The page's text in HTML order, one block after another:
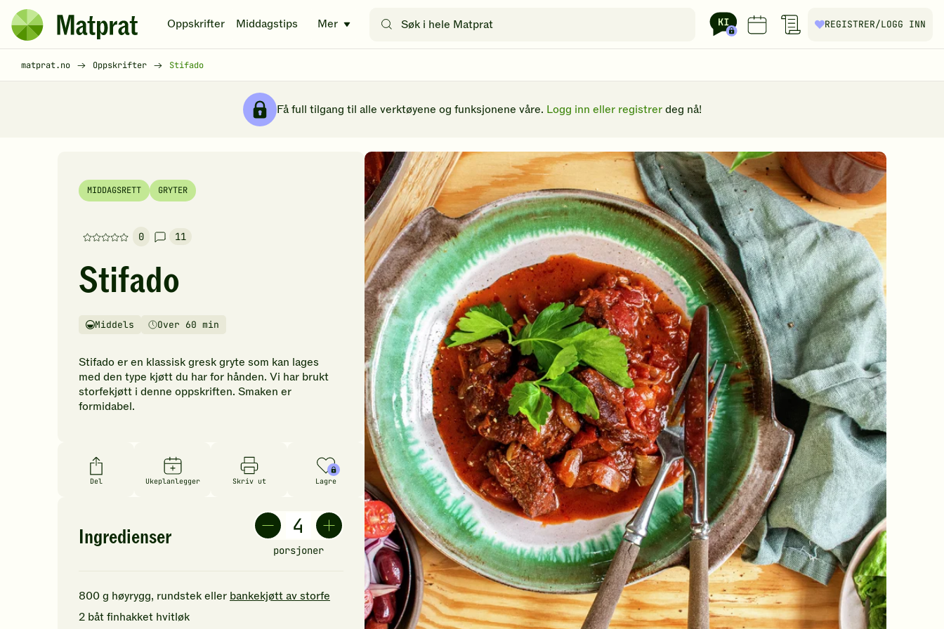
Hopp til hovedinnhold
Matprat
hjemmeside
Oppskrifter Middagstips Mer
etter
REGISTRER/LOGG INN
matprat.no Oppskrifter Stifado
Få full tilgang til alle verktøyene og funksjonene våre. Logg inn eller registrer deg nå!
MIDDAGSRETT GRYTER
0
Denne
har
foreløpig
vurderinger.
første
til
å
vurdere
11
Stifado
Vanskelighetsgrad
Middels
TilberedningstidOver 60 min
Stifado er en klassisk gresk gryte som kan lages
med den type kjøtt du har for hånden. Vi har brukt
storfekjøtt i denne oppskriften. Smaken er
formidabel.
Del Ukeplanlegger Skriv ut Lagre
Ingredienser
porsjoner
800g høyrygg, rundstek eller bankekjøtt av storfe
2 båtfinhakket hvitløk